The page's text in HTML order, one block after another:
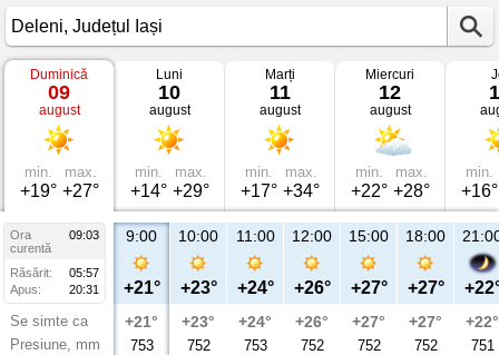
Vremea
Deleni
Județul
Iași
Duminică
09
august
min.
+19°
max.
+27°
Luni
10
august
min.
+14°
max.
+29°
Marți
11
august
min.
+17°
max.
+34°
Miercuri
12
august
min.
+22°
max.
+28°
min.
+16°
Ora
09:03
curentă
Răsărit:
05:57
Apus:
20:31
Se simte ca
Presiune, mm
9:00
+21°
+21°
753
10:00
+23°
+23°
752
11:00
+24°
+24°
753
12:00
+26°
+26°
752
15:00
+27°
+27°
752
18:00
+27°
+27°
752
+22°
751